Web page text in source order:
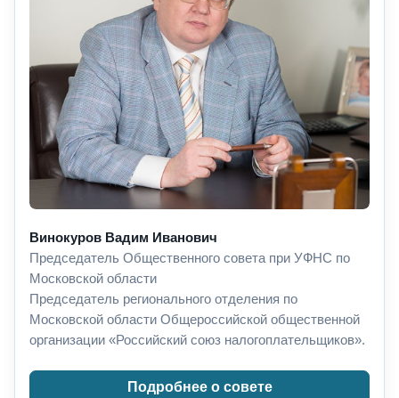
Винокуров Вадим Иванович
Председатель Общественного совета при УФНС по
Московской области
Председатель регионального отделения по
Московской области Общероссийской общественной
организации «Российский союз налогоплательщиков».
Подробнее о совете